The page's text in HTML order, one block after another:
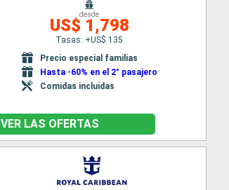
desde
US$ 1,798
Tasas: +US$ 135
Precio especial familias
Hasta -60% en el 2° pasajero
Comidas incluidas
VER LAS OFERTAS